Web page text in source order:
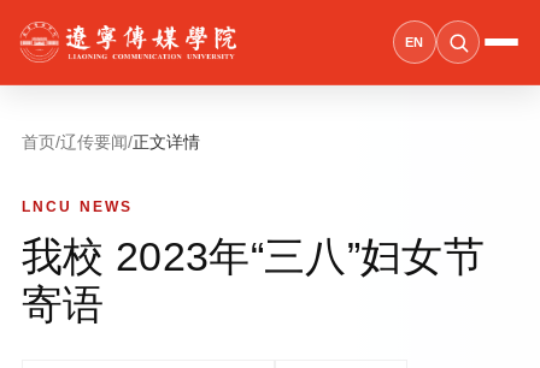
EN
首页/辽传要闻/正文详情
LNCU NEWS
我校 2023年“三八”妇女节
寄语